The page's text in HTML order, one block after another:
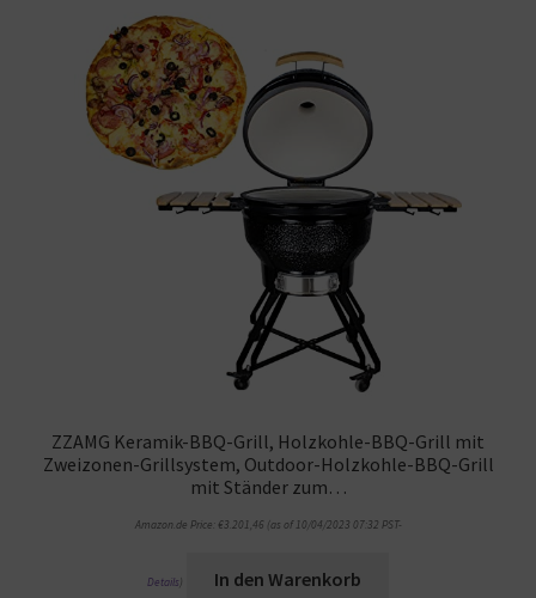
ZZAMG Keramik-BBQ-Grill, Holzkohle-BBQ-Grill mit
Zweizonen-Grillsystem, Outdoor-Holzkohle-BBQ-Grill
mit Ständer zum…
Amazon.de Price: €3.201,46 (as of 10/04/2023 07:32 PST-
Details In den Warenkorb